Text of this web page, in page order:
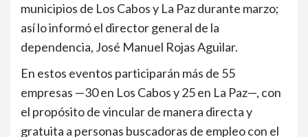
municipios de Los Cabos y La Paz durante marzo;
así lo informó el director general de la
dependencia, José Manuel Rojas Aguilar.
En estos eventos participarán más de 55
empresas —30 en Los Cabos y 25 en La Paz—, con
el propósito de vincular de manera directa y
gratuita a personas buscadoras de empleo con el